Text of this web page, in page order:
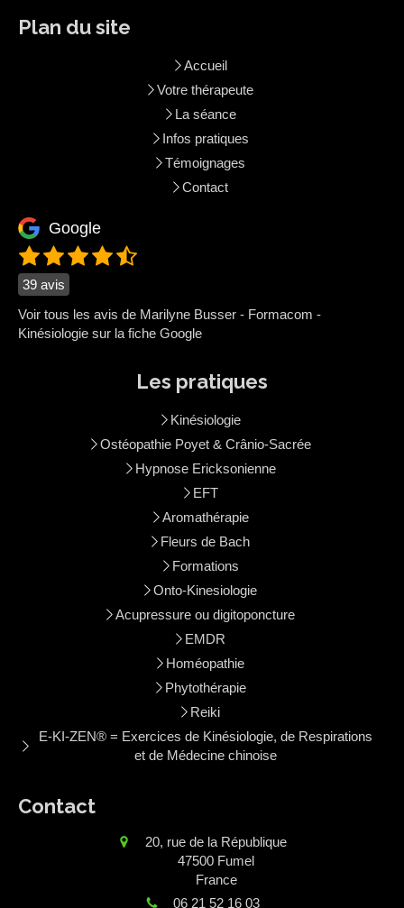
Plan du site
Accueil
Votre thérapeute
La séance
Infos pratiques
Témoignages
Contact
Google
39 avis
Voir tous les avis de Marilyne Busser - Formacom -
Kinésiologie sur la fiche Google
Les pratiques
Kinésiologie
Ostéopathie Poyet & Crânio-Sacrée
Hypnose Ericksonienne
EFT
Aromathérapie
Fleurs de Bach
Formations
Onto-Kinesiologie
Acupressure ou digitoponcture
EMDR
Homéopathie
Phytothérapie
Reiki
E-KI-ZEN® = Exercices de Kinésiologie, de Respirations
et de Médecine chinoise
Contact
20, rue de la République
47500 Fumel
France
06 21 52 16 03